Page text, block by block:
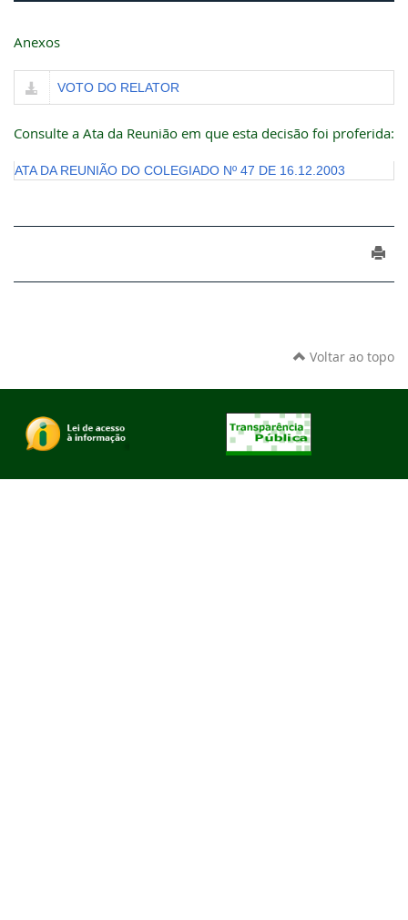
Anexos
VOTO DO RELATOR
Consulte a Ata da Reunião em que esta decisão foi proferida:
ATA DA REUNIÃO DO COLEGIADO Nº 47 DE 16.12.2003
Voltar ao topo